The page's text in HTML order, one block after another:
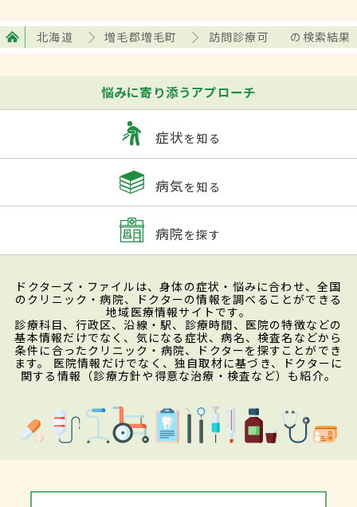
北海道 増毛郡増毛町 訪問診療可 の検索結果
悩みに寄り添うアプローチ
症状を知る
病気を知る
病院を探す
ドクターズ・ファイルは、身体の症状・悩みに合わせ、全国
のクリニック・病院、ドクターの情報を調べることができる
地域医療情報サイトです。
診療科目、行政区、沿線・駅、診療時間、医院の特徴などの
基本情報だけでなく、気になる症状、病名、検査名などから
条件に合ったクリニック・病院、ドクターを探すことができ
ます。 医院情報だけでなく、独自取材に基づき、ドクターに
関する情報（診療方針や得意な治療・検査など）も紹介。